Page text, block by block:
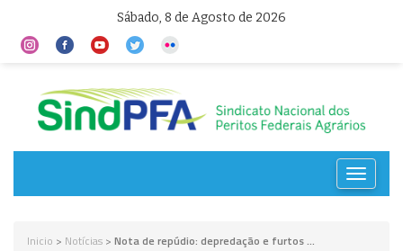
Sábado, 8 de Agosto de 2026
Toggle
Inicio > Notícias > Nota de repúdio: depredação e furtos ...